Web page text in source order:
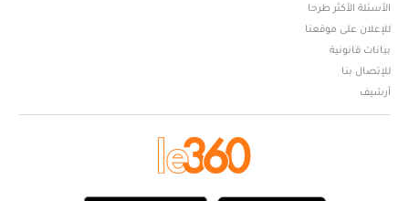
الأسئلة الأكثر طرحا
للإعلان على موقعنا
بيانات قانونية
للإتصال بنا
أرشيف